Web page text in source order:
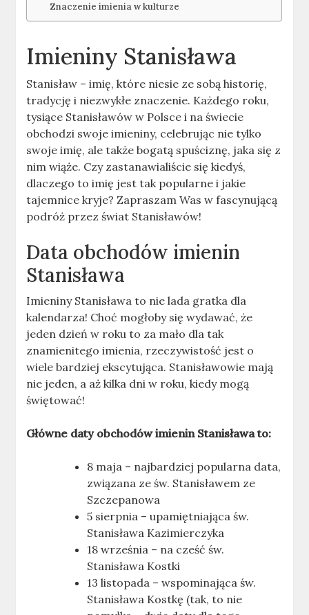
Znaczenie imienia w kulturze
Imieniny Stanisława
Stanisław – imię, które niesie ze sobą historię,
tradycję i niezwykłe znaczenie. Każdego roku,
tysiące Stanisławów w Polsce i na świecie
obchodzi swoje imieniny, celebrując nie tylko
swoje imię, ale także bogatą spuściznę, jaka się z
nim wiąże. Czy zastanawialiście się kiedyś,
dlaczego to imię jest tak popularne i jakie
tajemnice kryje? Zapraszam Was w fascynującą
podróż przez świat Stanisławów!
Data obchodów imienin
Stanisława
Imieniny Stanisława to nie lada gratka dla
kalendarza! Choć mogłoby się wydawać, że
jeden dzień w roku to za mało dla tak
znamienitego imienia, rzeczywistość jest o
wiele bardziej ekscytująca. Stanisławowie mają
nie jeden, a aż kilka dni w roku, kiedy mogą
świętować!
Główne daty obchodów imienin Stanisława to:
8 maja – najbardziej popularna data,
związana ze św. Stanisławem ze
Szczepanowa
5 sierpnia – upamiętniająca św.
Stanisława Kazimierczyka
18 września – na cześć św.
Stanisława Kostki
13 listopada – wspominająca św.
Stanisława Kostkę (tak, to nie